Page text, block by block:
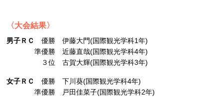
〈大会結果〉
男子ＲＣ
優勝 伊藤大門(国際観光学科1年)
準優勝 近藤直哉(国際観光学科4年)
３位 古賀大輝(国際観光学科3年)
女子ＲＣ
優勝 下川葵(国際観光学科4年)
準優勝 戸田佳菜子(国際観光学科2年)